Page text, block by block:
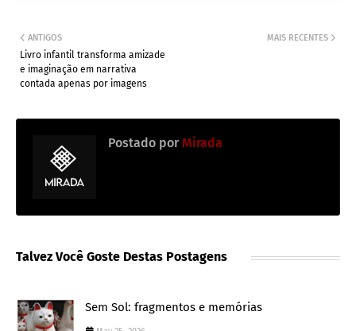
MAIS RECENTES
ANTIGOS
Livro infantil transforma amizade
e imaginação em narrativa
contada apenas por imagens
Postado por Mirada
Talvez Você Goste Destas Postagens
Sem Sol: fragmentos e memórias